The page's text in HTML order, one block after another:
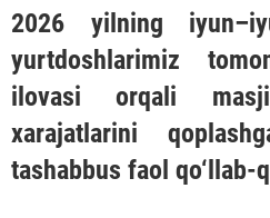
2026 yilning
yurtdoshlarimiz
ilovasi orqali
xarajatlarini
tashabbus faol qo‘llab-